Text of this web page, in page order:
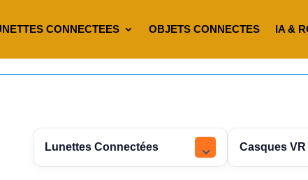
CONNECTEES OBJETS CONNECTES IA &
Lunettes Connectées Casques VR